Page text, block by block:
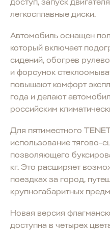
доступ, запуск
легкосплавные диски.
Автомобиль оснащен
который включает
сидений, обогрев
и форсунок
повышают комфорт
года и делают
российским
Для пятиместного
использование тягово-
позволяющего
кг. Это расширяет
поездках за город,
крупногабаритных
Новая версия
доступна в четырех